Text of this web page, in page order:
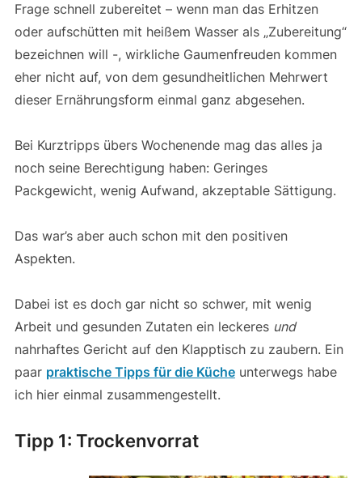
Frage schnell zubereitet – wenn man das Erhitzen
oder aufschütten mit heißem Wasser als „Zubereitung“
bezeichnen will -, wirkliche Gaumenfreuden kommen
eher nicht auf, von dem gesundheitlichen Mehrwert
dieser Ernährungsform einmal ganz abgesehen.
Bei Kurztripps übers Wochenende mag das alles ja
noch seine Berechtigung haben: Geringes
Packgewicht, wenig Aufwand, akzeptable Sättigung.
Das war’s aber auch schon mit den positiven
Aspekten.
Dabei ist es doch gar nicht so schwer, mit wenig
Arbeit und gesunden Zutaten ein leckeres und
nahrhaftes Gericht auf den Klapptisch zu zaubern. Ein
paar praktische Tipps für die Kücheunterwegs habe
ich hier einmal zusammengestellt.
Tipp 1: Trockenvorrat